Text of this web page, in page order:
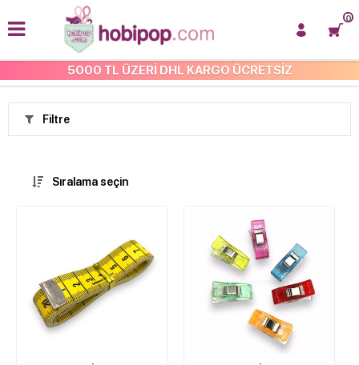
5000 TL ÜZERİ DHL KARGO ÜCRETSİZ
0
ANASAYFA
Filtre
Sıralama seçin